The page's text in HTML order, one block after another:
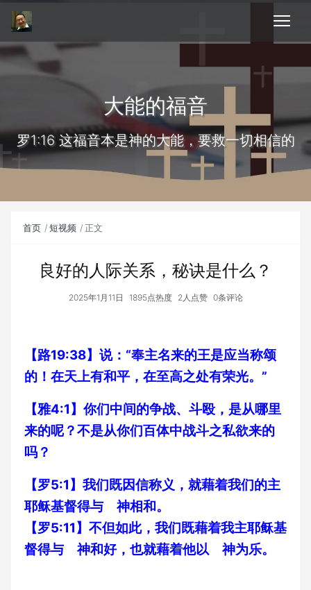
大能的福音
罗1:16 这福音本是神的大能，要救一切相信的
首页 短视频 正文
良好的人际关系，秘诀是什么？
2025年1月11日 1895点热度 2人点赞 0条评论
【路19:38】说：“奉主名来的王是应当称颂
的！在天上有和平，在至高之处有荣光。”
【雅4:1】你们中间的争战、斗殴，是从哪里
来的呢？不是从你们百体中战斗之私欲来的
吗？
【罗5:1】我们既因信称义，就藉着我们的主
耶稣基督得与 神相和。
【罗5:11】不但如此，我们既藉着我主耶稣基
督得与 神和好，也就藉着他以 神为乐。